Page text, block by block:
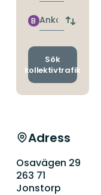
Ankomst
B
Byt
och
Sök
kollektivtrafik
Adress
Osavägen 29
263 71
Jonstorp